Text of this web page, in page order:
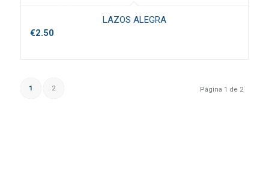
LAZOS ALEGRA
€2.50
Página 1 de 2
1 2